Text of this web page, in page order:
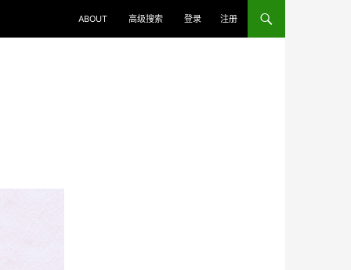
ABOUT 高级搜索 登录 注册